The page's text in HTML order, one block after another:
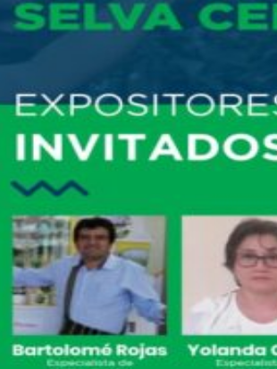
para estudiantes
del instructor pronto